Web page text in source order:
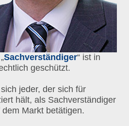
Sachverständiger“ ist in
geschützt.
jeder, der sich für
hält, als Sachverständiger
Markt betätigen.